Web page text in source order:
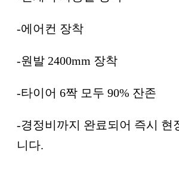
-에어컨 장착
-원발 2400mm 장착
-타이어 6짝 모두 90% 잔존
-경정비까지 완료되어 즉시 현
니다.